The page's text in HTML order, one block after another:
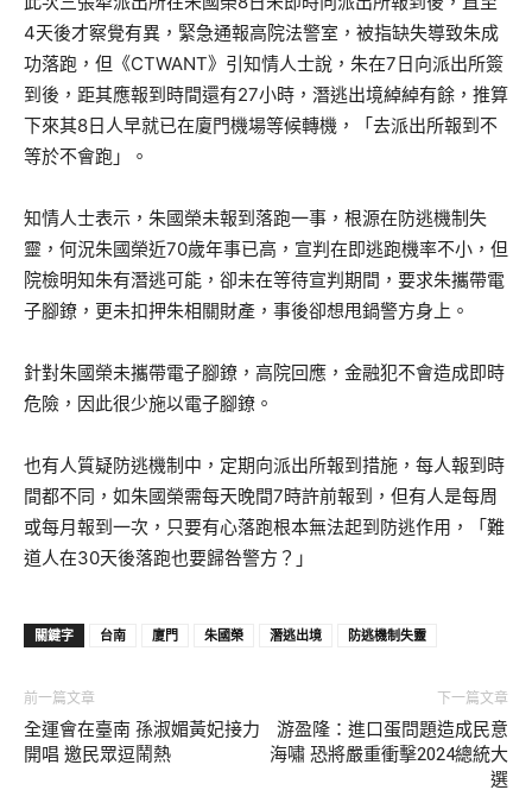
4天後才察覺有異，緊急通報高院法警室，被指缺失導致朱成
功落跑，但《CTWANT》引知情人士說，朱在7日向派出所簽
到後，距其應報到時間還有27小時，潛逃出境綽綽有餘，推算
下來其8日人早就已在廈門機場等候轉機，「去派出所報到不
等於不會跑」。
知情人士表示，朱國榮未報到落跑一事，根源在防逃機制失
靈，何況朱國榮近70歲年事已高，宣判在即逃跑機率不小，但
院檢明知朱有潛逃可能，卻未在等待宣判期間，要求朱攜帶電
子腳鐐，更未扣押朱相關財產，事後卻想甩鍋警方身上。
針對朱國榮未攜帶電子腳鐐，高院回應，金融犯不會造成即時
危險，因此很少施以電子腳鐐。
也有人質疑防逃機制中，定期向派出所報到措施，每人報到時
間都不同，如朱國榮需每天晚間7時許前報到，但有人是每周
或每月報到一次，只要有心落跑根本無法起到防逃作用，「難
道人在30天後落跑也要歸咎警方？」
關鍵字 台南 廈門 朱國榮 潛逃出境 防逃機制失靈
前一篇文章
全運會在臺南 孫淑媚黃妃接力
開唱 邀民眾逗鬧熱
下一篇文章
游盈隆：進口蛋問題造成民意
海嘯 恐將嚴重衝擊2024總統大
選